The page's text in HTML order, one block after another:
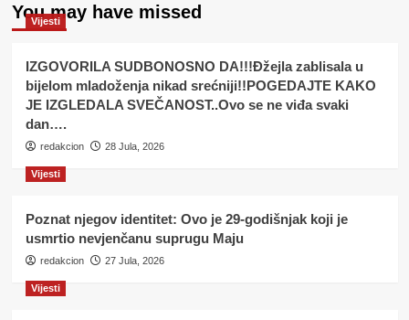
You may have missed
Vijesti
IZGOVORILA SUDBONOSNO DA!!!Đžejla zablisala u
bijelom mladoženja nikad srećniji!!POGEDAJTE KAKO
JE IZGLEDALA SVEČANOST..Ovo se ne viđa svaki
dan….
redakcion 28 Jula, 2026
Vijesti
Poznat njegov identitet: Ovo je 29-godišnjak koji je
usmrtio nevjenčanu suprugu Maju
redakcion 27 Jula, 2026
Vijesti